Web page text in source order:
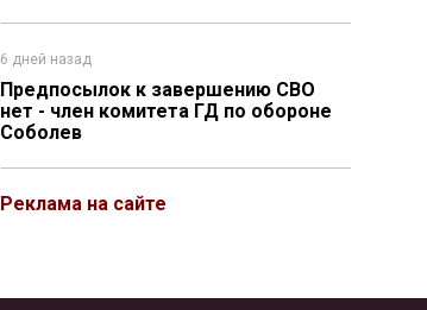
6 дней назад
Предпосылок к завершению СВО
нет - член комитета ГД по обороне
Соболев
Реклама на сайте